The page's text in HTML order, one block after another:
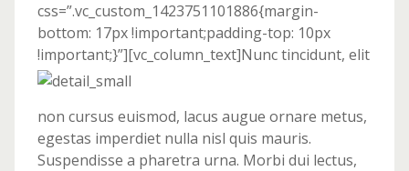
css=”.vc_custom_1423751101886{margin-
bottom: 17px !important;padding-top: 10px
!important;}”][vc_column_text]Nunc tincidunt, elit
non cursus euismod, lacus augue ornare metus,
egestas imperdiet nulla nisl quis mauris.
Suspendisse a pharetra urna. Morbi dui lectus,